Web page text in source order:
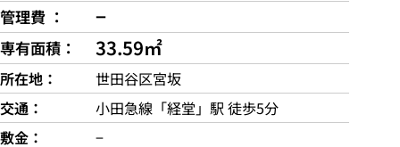
管理費 −
専有面積 33.59㎡
所在地
世田谷区宮坂
交通
小田急線「経堂」駅 徒歩5分
敷金
−